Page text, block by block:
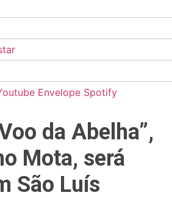
Envelope Spotify
da Abelha”,
Mota, será
São Luís